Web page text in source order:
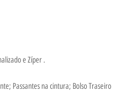
e Zíper .
Passantes na cintura; Bolso Traseiro